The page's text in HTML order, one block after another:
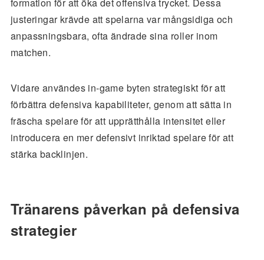
formation för att öka det offensiva trycket. Dessa
justeringar krävde att spelarna var mångsidiga och
anpassningsbara, ofta ändrade sina roller inom
matchen.
Vidare användes in-game byten strategiskt för att
förbättra defensiva kapabiliteter, genom att sätta in
fräscha spelare för att upprätthålla intensitet eller
introducera en mer defensivt inriktad spelare för att
stärka backlinjen.
Tränarens påverkan på defensiva
strategier